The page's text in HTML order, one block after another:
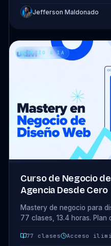
Jefferson Maldonado
NEGOCIO & IA
Curso de Negocio
Agencia Desde Cero
Mastery de negocio para
77 clases, 13.4 horas.
Acceso completo incluido
77 clases Acceso